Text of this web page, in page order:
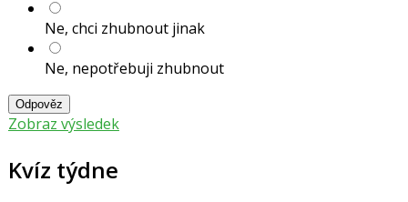
Ne, chci zhubnout jinak
Ne, nepotřebuji zhubnout
Odpověz
Zobraz výsledek
Kvíz týdne